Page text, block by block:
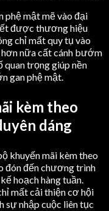
phệ mật mẽ vào đại
được thương hiệu
chỉ mất quy tụ vào
nữa cất cánh bướm
quan trọng giúp nền
gan phệ mật.
kèm theo
dáng
khuyến mãi kèm theo
đón đến chương trình
hoạch hàng tuần.
mất cải thiện cơ hội
sự nhập cuộc liên tục